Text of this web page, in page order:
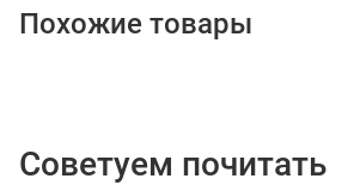
Похожие товары
Советуем почитать